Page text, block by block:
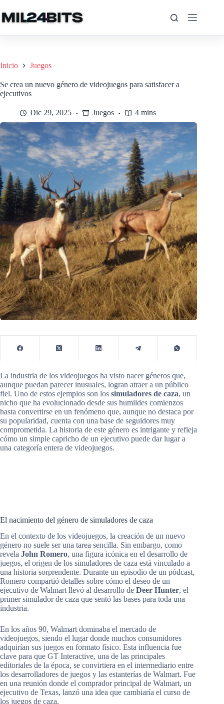
al
contenido
Inicio Juegos
Se crea un nuevo género de videojuegos para satisfacer a
ejecutivos
Dic 29, 2025 Juegos 4 mins
La industria de los videojuegos ha visto nacer géneros que,
aunque puedan parecer inusuales, logran atraer a un público
fiel. Uno de estos ejemplos son los simuladores de caza, un
nicho que ha evolucionado desde sus humildes comienzos
hasta convertirse en un fenómeno que, aunque no destaca por
su popularidad, cuenta con una base de seguidores muy
comprometida. La historia de este género es intrigante y refleja
cómo un simple capricho de un ejecutivo puede dar lugar a
una categoría entera de videojuegos.
El nacimiento del género de simuladores de caza
En el contexto de los videojuegos, la creación de un nuevo
género no suele ser una tarea sencilla. Sin embargo, como
revela John Romero, una figura icónica en el desarrollo de
juegos, el origen de los simuladores de caza está vinculado a
una historia sorprendente. Durante un episodio de un pódcast,
Romero compartió detalles sobre cómo el deseo de un
ejecutivo de Walmart llevó al desarrollo de Deer Hunter, el
primer simulador de caza que sentó las bases para toda una
industria.
En los años 90, Walmart dominaba el mercado de
videojuegos, siendo el lugar donde muchos consumidores
adquirían sus juegos en formato físico. Esta influencia fue
clave para que GT Interactive, una de las principales
editoriales de la época, se convirtiera en el intermediario entre
los desarrolladores de juegos y las estanterías de Walmart. Fue
en una reunión donde el comprador principal de Walmart, un
ejecutivo de Texas, lanzó una idea que cambiaría el curso de
los juegos de caza.